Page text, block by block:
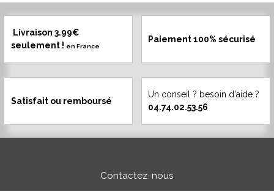
Livraison 3.99€
seulement ! en France
Paiement 100% sécurisé
Satisfait ou remboursé
Un conseil ? besoin d'aide ?
04.74.02.53.56
Contactez-nous